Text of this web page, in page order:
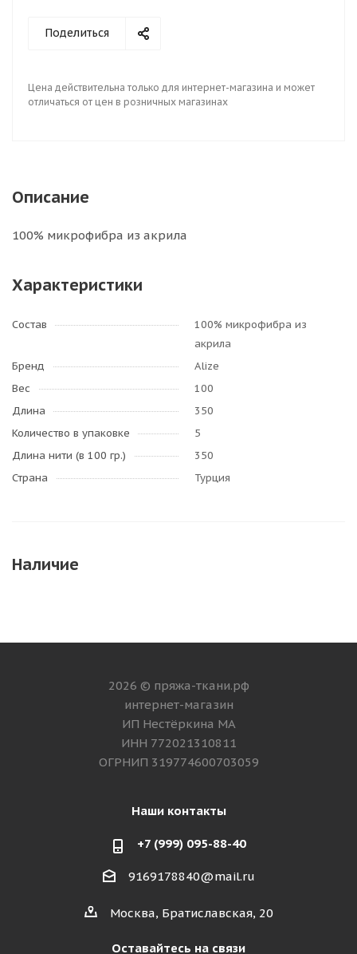
Поделиться
Цена действительна только для интернет-магазина и может
отличаться от цен в розничных магазинах
Описание
100% микрофибра из акрила
Характеристики
Состав
100% микрофибра из
акрила
Бренд
Alize
Вес
100
Длина
350
Количество в упаковке
5
Длина нити (в 100 гр.)
350
Страна
Турция
Наличие
2026 © пряжа-ткани.рф
интернет-магазин
ИП Нестёркина МА
ИНН 772021310811
ОГРНИП 319774600703059
Наши контакты
+7 (999) 095-88-40
9169178840@mail.ru
Москва, Братиславская, 20
Оставайтесь на связи